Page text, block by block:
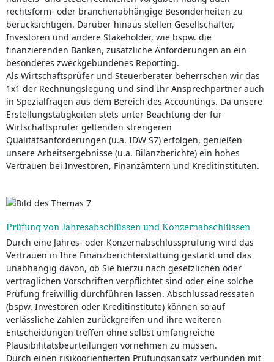
rechtsform- oder branchenabhängige Besonderheiten zu
berücksichtigen. Darüber hinaus stellen Gesellschafter,
Investoren und andere Stakeholder, wie bspw. die
finanzierenden Banken, zusätzliche Anforderungen an ein
besonderes zweckgebundenes Reporting.
Als Wirtschaftsprüfer und Steuerberater beherrschen wir das
1x1 der Rechnungslegung und sind Ihr Ansprechpartner auch
in Spezialfragen aus dem Bereich des Accountings. Da unsere
Erstellungstätigkeiten stets unter Beachtung der für
Wirtschaftsprüfer geltenden strengeren
Qualitätsanforderungen (u.a. IDW S7) erfolgen, genießen
unsere Arbeitsergebnisse (u.a. Bilanzberichte) ein hohes
Vertrauen bei Investoren, Finanzämtern und Kreditinstituten.
Prüfung von Jahresabschlüssen und Konzernabschlüssen
Durch eine Jahres- oder Konzernabschlussprüfung wird das
Vertrauen in Ihre Finanzberichterstattung gestärkt und das
unabhängig davon, ob Sie hierzu nach gesetzlichen oder
vertraglichen Vorschriften verpflichtet sind oder eine solche
Prüfung freiwillig durchführen lassen. Abschlussadressaten
(bspw. Investoren oder Kreditinstitute) können so auf
verlässliche Zahlen zurückgreifen und ihre weiteren
Entscheidungen treffen ohne selbst umfangreiche
Plausibilitätsbeurteilungen vornehmen zu müssen.
Durch einen risikoorientierten Prüfungsansatz verbunden mit